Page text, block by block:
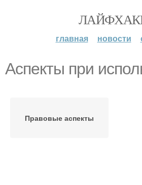
главная новости
Аспекты при
Правовые аспекты